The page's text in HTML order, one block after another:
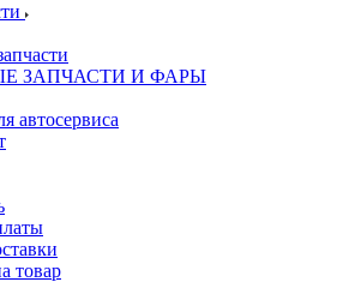
ЗАПЧАСТИ И ФАРЫ
автосервиса
товар